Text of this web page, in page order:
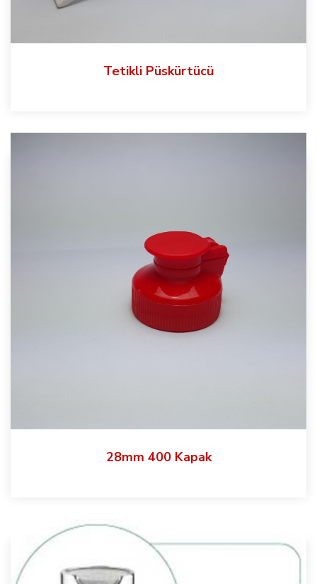
Tetikli Püskürtücü
28mm 400 Kapak